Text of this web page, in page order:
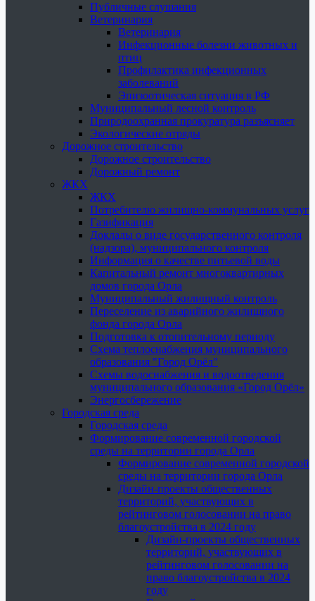
Публичные слушания
Ветеринария
Ветеринария
Инфекционные болезни животных и
птиц
Профилактика инфекционных
заболеваний
Эпизоотическая ситуация в РФ
Муниципальный лесной контроль
Природоохранная прокуратура разъясняет
Экологические отряды
Дорожное строительство
Дорожное строительство
Дорожный ремонт
ЖКХ
ЖКХ
Потребителю жилищно-коммунальных услуг
Газификация
Доклады о виде государственного контроля
(надзора), муниципального контроля
Информация о качестве питьевой воды
Капитальный ремонт многоквартирных
домов города Орла
Муниципальный жилищный контроль
Переселение из аварийного жилищного
фонда города Орла
Подготовка к отопительному периоду
Схема теплоснабжения муниципального
образования "Город Орёл"
Схемы водоснабжения и водоотведения
муниципального образования «Город Орёл»
Энергосбережение
Городская среда
Городская среда
Формирование современной городской
среды на территории города Орла
Формирование современной городской
среды на территории города Орла
Дизайн-проекты общественных
территорий, участвующих в
рейтинговом голосовании на право
благоустройства в 2024 году
Дизайн-проекты общественных
территорий, участвующих в
рейтинговом голосовании на
право благоустройства в 2024
году